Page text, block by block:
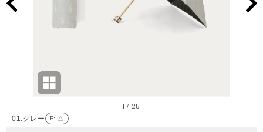
01.グレー F: △
1 / 25